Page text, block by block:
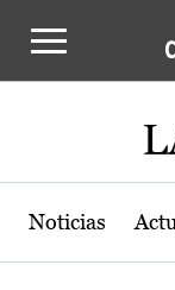
Noticias